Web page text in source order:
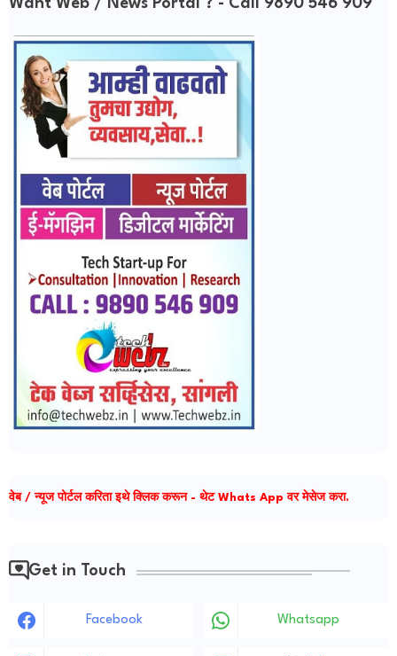
Want Web / News Portal ? - Call 9890 546 909
वेब / न्यूज पोर्टल करिता इथे क्लिक करून - थेट Whats App वर मेसेज करा.
Get in Touch
Facebook Whatsapp